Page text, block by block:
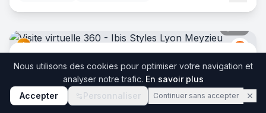
Ibis
2 Bis Rue du 24 Avril 1915, 69330 Meyzieu
Partager Google Maps
Nous utilisons des cookies pour optimiser votre navigation et
analyser notre trafic. En savoir plus
Accepter
Personnaliser Continuer sans accepter